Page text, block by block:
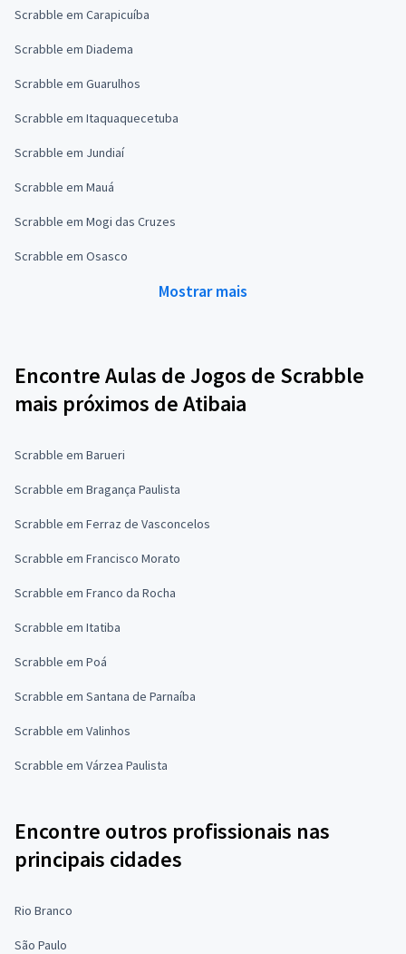
Scrabble em Carapicuíba
Scrabble em Diadema
Scrabble em Guarulhos
Scrabble em Itaquaquecetuba
Scrabble em Jundiaí
Scrabble em Mauá
Scrabble em Mogi das Cruzes
Scrabble em Osasco
Mostrar mais
Encontre Aulas de Jogos de Scrabble
mais próximos de Atibaia
Scrabble em Barueri
Scrabble em Bragança Paulista
Scrabble em Ferraz de Vasconcelos
Scrabble em Francisco Morato
Scrabble em Franco da Rocha
Scrabble em Itatiba
Scrabble em Poá
Scrabble em Santana de Parnaíba
Scrabble em Valinhos
Scrabble em Várzea Paulista
Encontre outros profissionais nas
principais cidades
Rio Branco
São Paulo